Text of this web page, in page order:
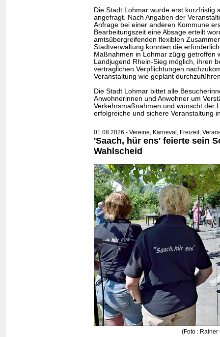
Die Stadt Lohmar wurde erst kurzfristig
angefragt. Nach Angaben der
Anfrage bei einer anderen Kommune
Bearbeitungszeit eine Absage erteilt
amtsübergreifenden flexiblen
Stadtverwaltung konnten die
Maßnahmen in Lohmar zügig getroffen
Landjugend Rhein-Sieg möglich, ihren
vertraglichen Verpflichtungen
Veranstaltung wie geplant
Die Stadt Lohmar bittet alle
Anwohnerinnen und Anwohner um
Verkehrsmaßnahmen und wünscht der
erfolgreiche und sichere Veranstaltung
01.08.2026 - Vereine, Karneval, Freizeit,
'Saach, hür ens' feierte sein
Wahlscheid
(Foto : Rainer